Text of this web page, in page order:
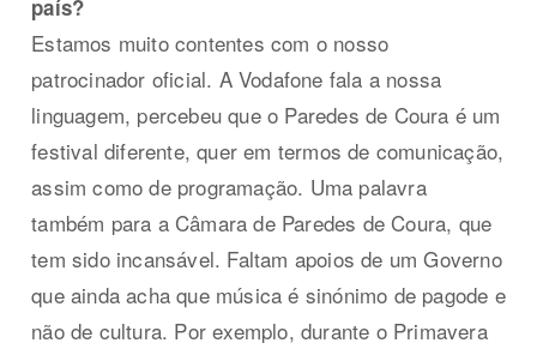
país?
Estamos muito contentes com o nosso
patrocinador oficial. A Vodafone fala a nossa
linguagem, percebeu que o Paredes de Coura é um
festival diferente, quer em termos de comunicação,
assim como de programação. Uma palavra
também para a Câmara de Paredes de Coura, que
tem sido incansável. Faltam apoios de um Governo
que ainda acha que música é sinónimo de pagode e
não de cultura. Por exemplo, durante o Primavera